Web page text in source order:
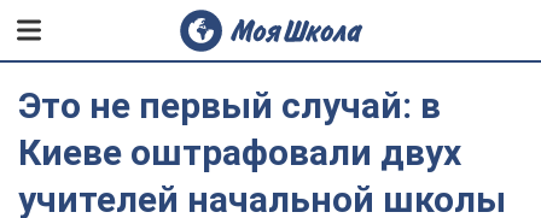
Это не первый случай: в
Киеве оштрафовали двух
учителей начальной школы